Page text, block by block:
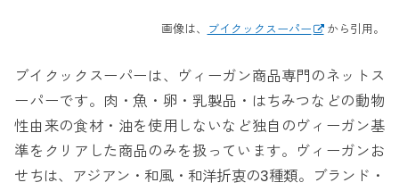
画像は、 ブイクックスーパー から引用。
ブイクックスーパーは、ヴィーガン商品専門のネットス
ーパーです。肉・魚・卵・乳製品・はちみつなどの動物
性由来の食材・油を使用しないなど独自のヴィーガン基
準をクリアした商品のみを扱っています。ヴィーガンお
せちは、アジアン・和風・和洋折衷の3種類。ブランド・